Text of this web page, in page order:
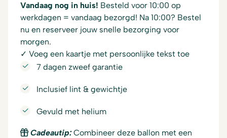
Vandaag nog in huis! Besteld voor 10:00 op
werkdagen = vandaag bezorgd! Na 10:00? Bestel
nu en reserveer jouw snelle bezorging voor
morgen.
✓ Voeg een kaartje met persoonlijke tekst toe
7 dagen zweef garantie
Inclusief lint & gewichtje
Gevuld met helium
Cadeautip:Combineer deze ballon met een